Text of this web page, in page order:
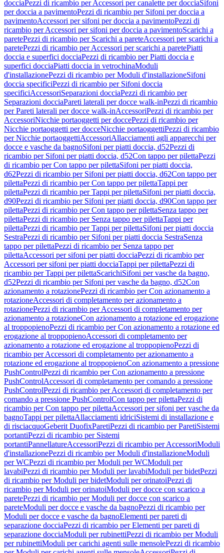
docciaPezzi di ricambio per Accessori per canalette per docciaSifoni
per doccia a pavimentoPezzi di ricambio per Sifoni per doccia a
pavimentoAccessori per sifoni per doccia a pavimentoPezzi di
ricambio per Accessori per sifoni per doccia a pavimentoScarichi a
paretePezzi di ricambio per Scarichi a pareteAccessori per scarichi a
paretePezzi di ricambio per Accessori per scarichi a paretePiatti
doccia e superfici docciaPezzi di ricambio per Piatti doccia e
superfici docciaPiatti doccia in vetrochinaModuli
d'installazionePezzi di ricambio per Moduli d'installazioneSifoni
doccia specificiPezzi di ricambio per Sifoni doccia
specificiAccessoriSeparazioni docciaPezzi di ricambio per
Separazioni docciaPareti laterali per docce walk-inPezzi di ricambio
per Pareti laterali per docce walk-inAccessoriPezzi di ricambio per
AccessoriNicchie portaoggetti per doccePezzi di ricambio per
Nicchie portaoggetti per docceNicchie portaoggettiPezzi di ricambio
per Nicchie portaoggettiAccessoriAllacciamenti agli apparecchi per
docce e vasche da bagnoSifoni per piatti doccia, d52Pezzi di
ricambio per Sifoni per piatti doccia, d52Con tappo per pilettaPezzi
di ricambio per Con tappo per pilettaSifoni per piatti doccia,
d62Pezzi di ricambio per Sifoni per piatti doccia, d62Con tappo per
pilettaPezzi di ricambio per Con tappo per pilettaTappi per
pilettaPezzi di ricambio per Tappi per pilettaSifoni per piatti doccia,
d90Pezzi di ricambio per Sifoni per piatti doccia, d90Con tappo per
pilettaPezzi di ricambio per Con tappo per pilettaSenza tappo per
pilettaPezzi di ricambio per Senza tappo per pilettaTappi per
pilettaPezzi di ricambio per Tappi per pilettaSifoni per piatti doccia
SestraPezzi di ricambio per Sifoni per piatti doccia SestraSenza
tappo per pilettaPezzi di ricambio per Senza tappo per
pilettaAccessori per sifoni per piatti docciaPezzi di ricambio per
Accessori per sifoni per piatti docciaTappi per pilettaPezzi di
ricambio per Tappi per pilettaScarichiSifoni per vasche da bagno,
d52Pezzi di ricambio per Sifoni per vasche da bagno, d52Con
azionamento a rotazionePezzi di ricambio per Con azionamento a
rotazioneAccessori di completamento per azionamento a
rotazionePezzi di ricambio per Accessori di completamento per
azionamento a rotazioneCon azionamento a rotazione ed erogazione
al troppopienoPezzi di ricambio per Con azionamento a rotazione ed
erogazione al troppopienoAccessori di completamento per
azionamento a rotazione ed erogazione al troppopienoPezzi di
ricambio per Accessori di completamento per azionamento a
rotazione ed erogazione al troppopienoCon azionamento a pressione
PushControlPezzi di ricambio per Con azionamento a pressione
PushControlAccessori di completamento per comando a pressione
PushControlPezzi di ricambio per Accessori di completamento per
comando a pressione PushControlCon tappo per pilettaPezzi di
ricambio per Con tappo per pilettaAccessori per sifoni per vasche da
bagnoTappi per pilettaAllacciamenti idriciSistemi di installazione e
di risciacquoGeberit DuofixParetiPezzi di ricambio per ParetiSistemi
portantiPezzi di ricambio per Sistemi
portantiPannellatureAccessoriPezzi di ricambio per AccessoriModuli
d'installazionePezzi di ricambio per Moduli d'installazioneModuli
per WCPezzi di ricambio per Moduli per WCModuli per
lavabiPezzi di ricambio per Moduli per lavabiModuli per bidetPezzi
di ricambio per Moduli per bidetModuli per orinatoiPezzi di
ricambio per Moduli per orinatoiModuli per docce con scarico a
paretePezzi di ricambio per Moduli per docce con scarico a
pareteModuli per docce e vasche da bagnoPezzi di ricambio per
Moduli per docce e vasche da bagnoElementi per pareti di
separazione docciaPezzi di ricambio per Elementi per pareti di
separazione docciaModuli per rubinettiPezzi di ricambio per Moduli
per rubinettiModuli per carichi agenti sulle mensolePezzi di ricambio